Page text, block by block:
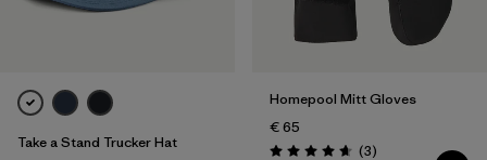
Take a Stand Trucker Hat
Homepool Mitt Gloves
€ 65
(3Rezensionen
)